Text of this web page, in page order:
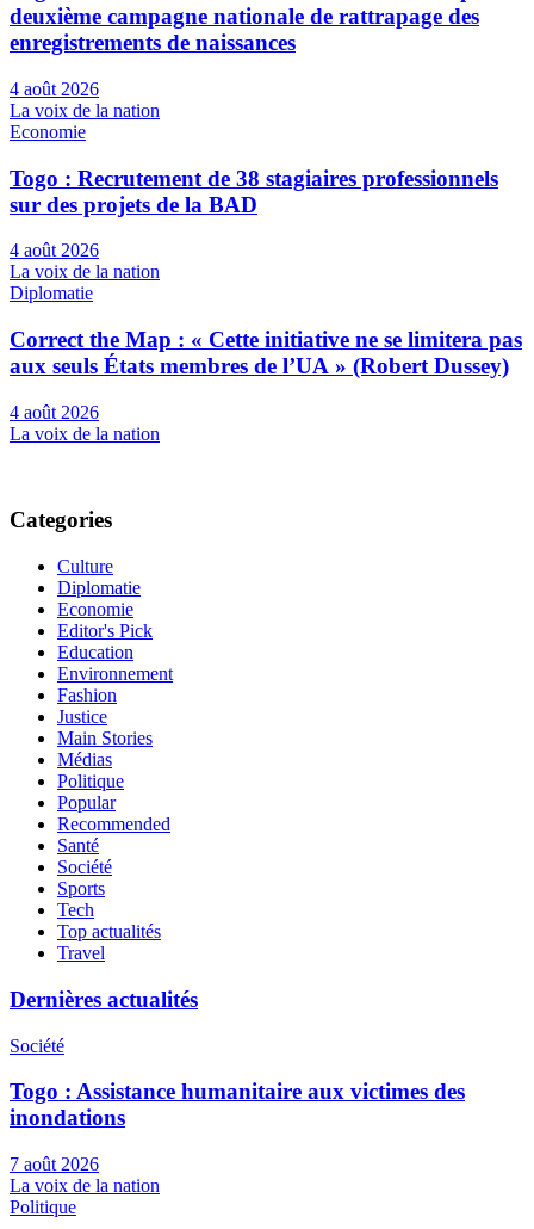
deuxième campagne nationale de rattrapage des
enregistrements de naissances
4 août 2026
La voix de la nation
Economie
Togo : Recrutement de 38 stagiaires professionnels
sur des projets de la BAD
4 août 2026
La voix de la nation
Diplomatie
Correct the Map : « Cette initiative ne se limitera pas
aux seuls États membres de l’UA » (Robert Dussey)
4 août 2026
La voix de la nation
Categories
Culture
Diplomatie
Economie
Editor's Pick
Education
Environnement
Fashion
Justice
Main Stories
Médias
Politique
Popular
Recommended
Santé
Société
Sports
Tech
Top actualités
Travel
Dernières actualités
Société
Togo : Assistance humanitaire aux victimes des
inondations
7 août 2026
La voix de la nation
Politique